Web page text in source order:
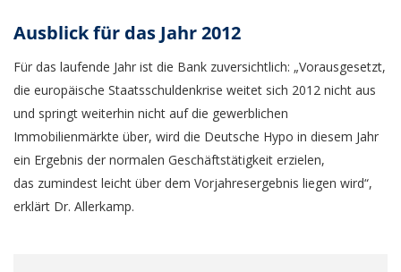
Ausblick für das Jahr 2012
Für das laufende Jahr ist die Bank zuversichtlich: „Vorausgesetzt,
die europäische Staatsschuldenkrise weitet sich 2012 nicht aus
und springt weiterhin nicht auf die gewerblichen
Immobilienmärkte über, wird die Deutsche Hypo in diesem Jahr
ein Ergebnis der normalen Geschäftstätigkeit erzielen,
das zumindest leicht über dem Vorjahresergebnis liegen wird“,
erklärt Dr. Allerkamp.